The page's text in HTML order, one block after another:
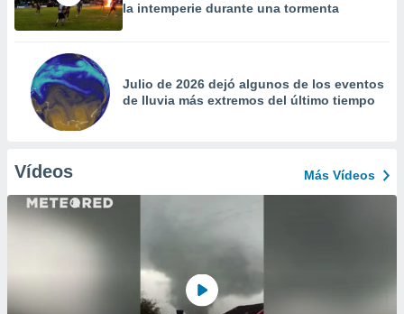
la intemperie durante una tormenta
Julio de 2026 dejó algunos de los eventos
de lluvia más extremos del último tiempo
Vídeos Más Vídeos